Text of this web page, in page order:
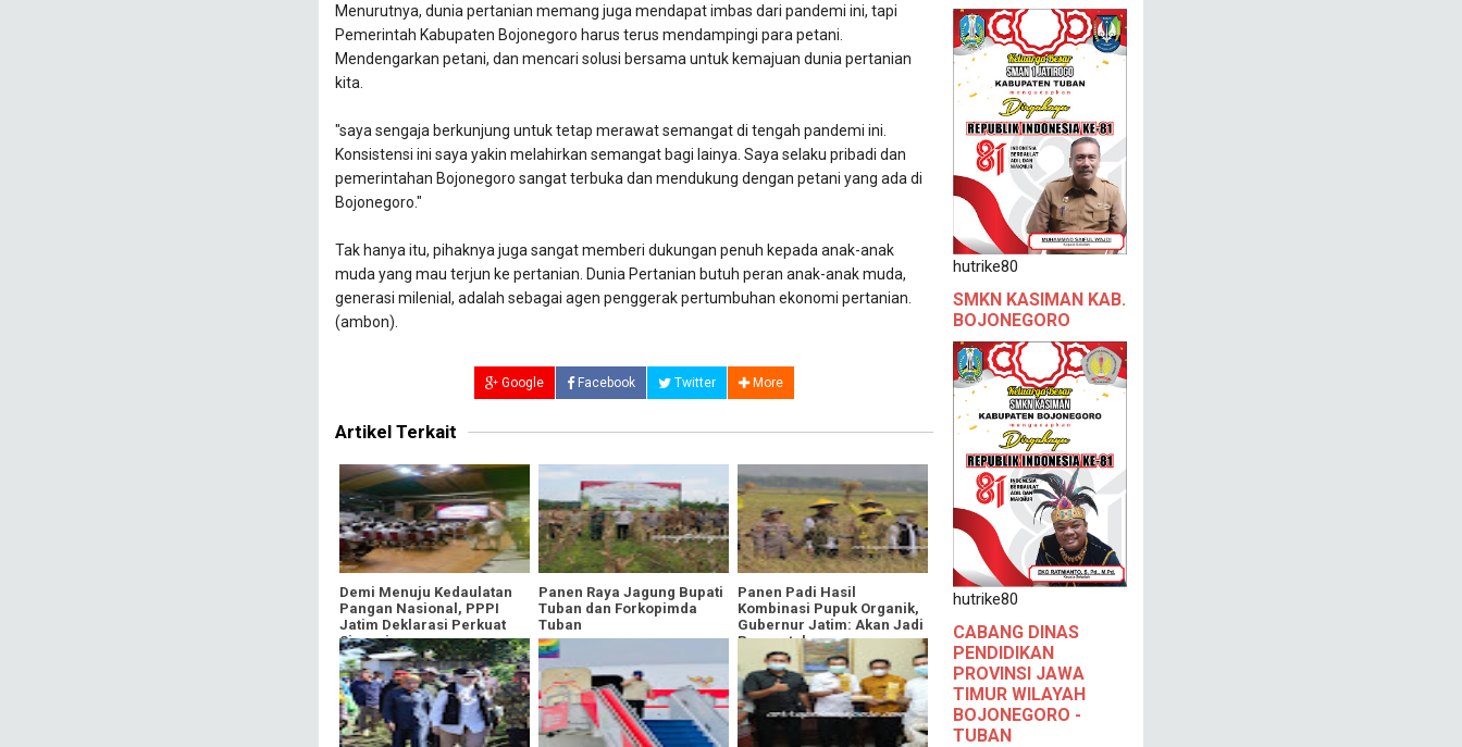
Menurutnya, dunia pertanian memang juga mendapat imbas dari pandemi ini, tapi
Pemerintah Kabupaten Bojonegoro harus terus mendampingi para petani.
Mendengarkan petani, dan mencari solusi bersama untuk kemajuan dunia pertanian
kita.
"saya sengaja berkunjung untuk tetap merawat semangat di tengah pandemi ini.
Konsistensi ini saya yakin melahirkan semangat bagi lainya. Saya selaku pribadi dan
pemerintahan Bojonegoro sangat terbuka dan mendukung dengan petani yang ada di
Bojonegoro."
Tak hanya itu, pihaknya juga sangat memberi dukungan penuh kepada anak-anak
muda yang mau terjun ke pertanian. Dunia Pertanian butuh peran anak-anak muda,
generasi milenial, adalah sebagai agen penggerak pertumbuhan ekonomi pertanian.
(ambon).
Google Facebook Twitter More
Artikel Terkait
Demi Menuju Kedaulatan
Pangan Nasional, PPPI
Jatim Deklarasi Perkuat
Sinergi
Panen Raya Jagung Bupati
Tuban dan Forkopimda
Tuban
Panen Padi Hasil
Kombinasi Pupuk Organik,
Gubernur Jatim: Akan Jadi
Percontohan
hutrike80
SMKN KASIMAN KAB.
BOJONEGORO
hutrike80
CABANG DINAS
PENDIDIKAN
PROVINSI JAWA
TIMUR WILAYAH
BOJONEGORO -
TUBAN